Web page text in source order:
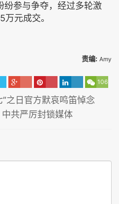
纷参与争夺，经过多轮激
元成交。
责编: Amy
106
”之日官方默哀鸣笛悼念
共严厉封锁媒体